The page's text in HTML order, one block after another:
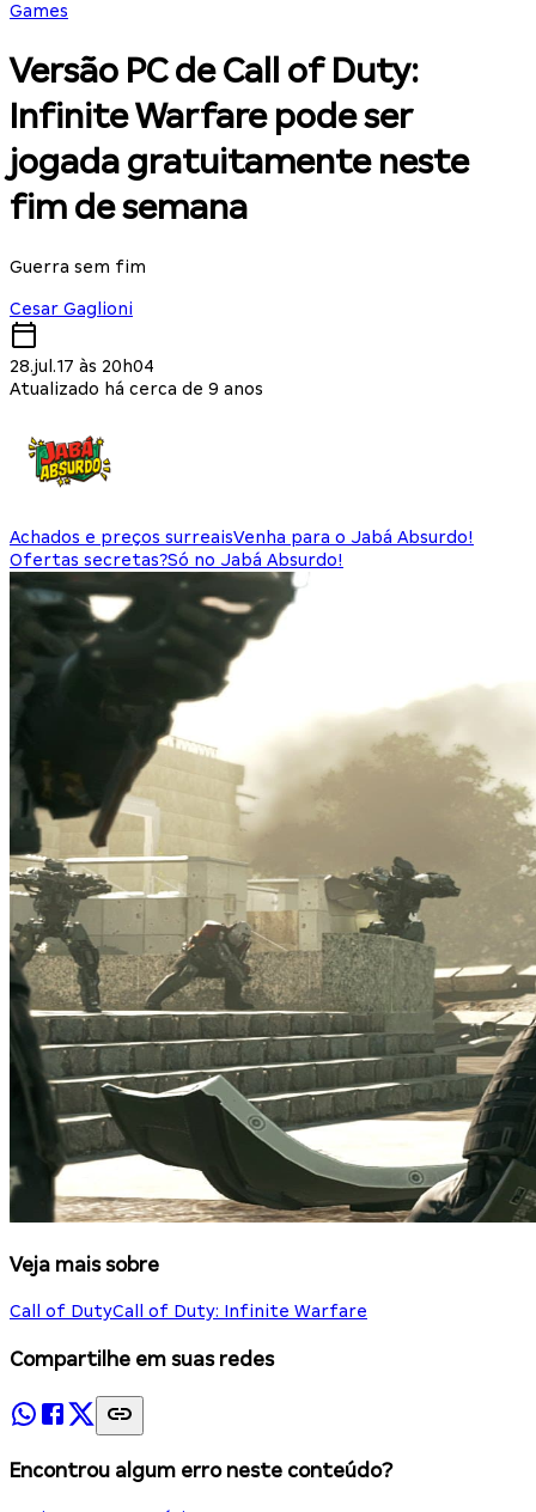
Games
Versão PC de Call of Duty:
Infinite Warfare pode ser
jogada gratuitamente neste
fim de semana
Guerra sem fim
Cesar Gaglioni
28.jul.17 às 20h04
Atualizado há cerca de 9 anos
Achados e preços surreaisVenha para o Jabá Absurdo!
Ofertas secretas?Só no Jabá Absurdo!
Veja mais sobre
Call of DutyCall of Duty: Infinite Warfare
Compartilhe em suas redes
Encontrou algum erro neste conteúdo?